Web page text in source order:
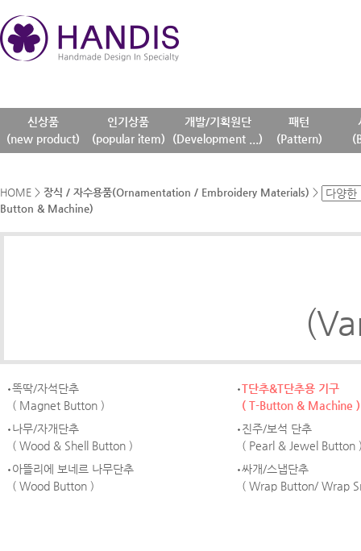
신상품
(new product)
인기상품
(popular item)
개발/기획원단
(Development ...)
패턴
(Pattern)
HOME > 장식 / 자수용품(Ornamentation / Embroidery Materials) >
Button & Machine)
똑딱/자석단추
( Magnet Button )
T단추&T단추용 기구
( T-Button & Machine )
나무/자개단추
( Wood & Shell Button )
진주/보석 단추
( Pearl & Jewel Button
아뜰리에 보네르 나무단추
( Wood Button )
싸개/스냅단추
( Wrap Button/ Wrap